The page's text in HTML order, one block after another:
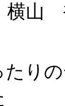
横山
り